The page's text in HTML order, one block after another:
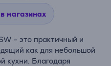
магазинах
– это практичный и
как для небольшой
кухни. Благодаря